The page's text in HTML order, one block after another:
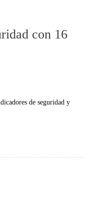
con 16
de seguridad y